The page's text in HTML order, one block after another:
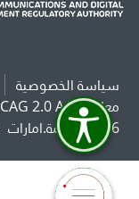
سياسة الخصوصية
معايير WCAG 2.0 AAA
2026 حكومة.امارات